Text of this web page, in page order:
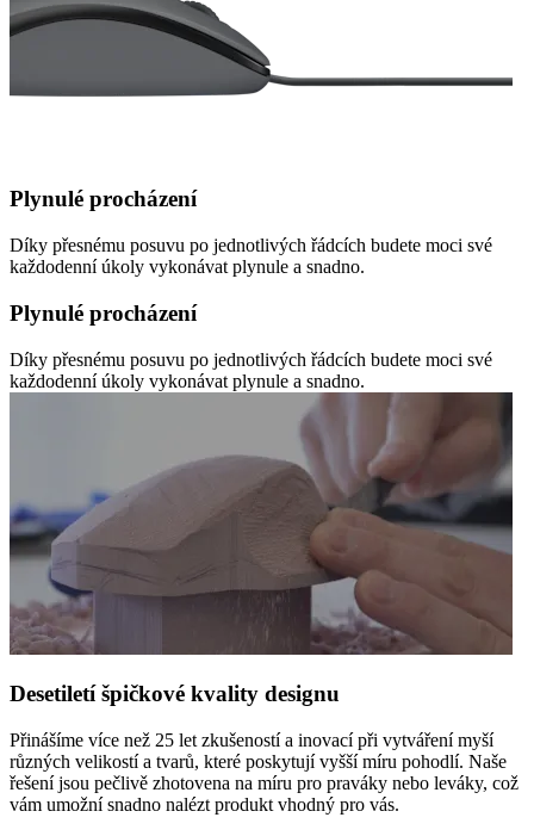
Plynulé procházení
Díky přesnému posuvu po jednotlivých řádcích budete moci své
každodenní úkoly vykonávat plynule a snadno.
Plynulé procházení
Díky přesnému posuvu po jednotlivých řádcích budete moci své
každodenní úkoly vykonávat plynule a snadno.
Desetiletí špičkové kvality designu
Přinášíme více než 25 let zkušeností a inovací při vytváření myší
různých velikostí a tvarů, které poskytují vyšší míru pohodlí. Naše
řešení jsou pečlivě zhotovena na míru pro praváky nebo leváky, což
vám umožní snadno nalézt produkt vhodný pro vás.